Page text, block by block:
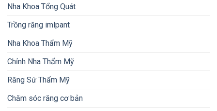
Nha Khoa Tổng Quát
Trồng răng imlpant
Nha Khoa Thẩm Mỹ
Chỉnh Nha Thẩm Mỹ
Răng Sứ Thẩm Mỹ
Chăm sóc răng cơ bản